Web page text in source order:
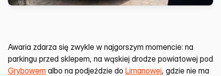
Awaria zdarza się zwykle w najgorszym momencie: na
Grybowem albo na podjeździe do Limanowej, gdzie nie ma